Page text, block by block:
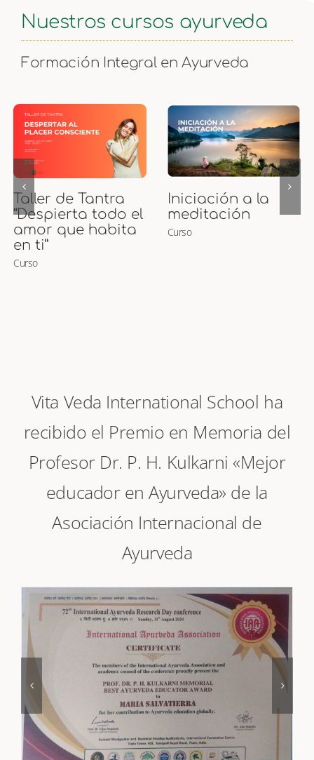
Nuestros cursos ayurveda
Formación Integral en Ayurveda
Curso de Puntos
Marma
Curso
Curso Presencial
de Maternidad
Ayurveda y
Vita Veda International School ha
recibido el Premio en Memoria del
Profesor Dr. P. H. Kulkarni «Mejor
educador en Ayurveda» de la
Asociación Internacional de
Ayurveda